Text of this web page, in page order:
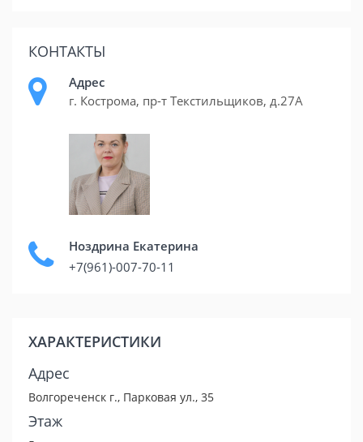
КОНТАКТЫ
Адрес
г. Кострома, пр-т Текстильщиков, д.27А
Ноздрина Екатерина
+7(961)-007-70-11
ХАРАКТЕРИСТИКИ
Адрес
Волгореченск г., Парковая ул., 35
Этаж